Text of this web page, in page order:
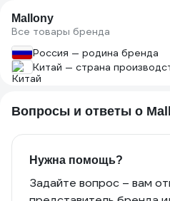
Mallony
Все товары бренда
Россия — родина бренда
Китай — страна
Вопросы и ответы о
Нужна помощь?
Задайте вопрос – вам